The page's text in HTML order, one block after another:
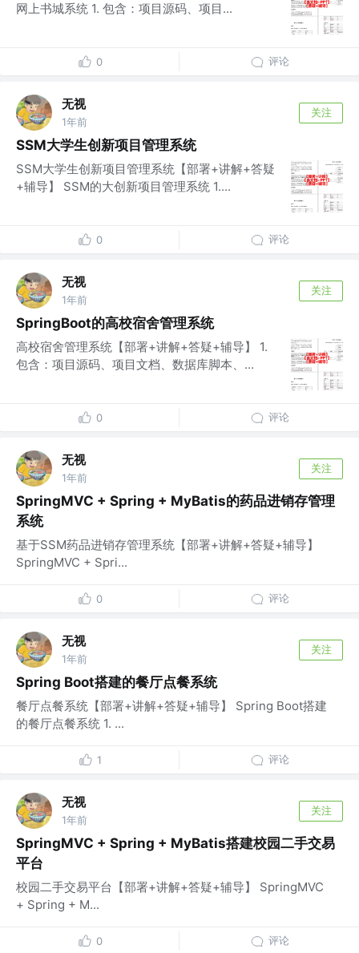
网上书城系统 1. 包含：项目源码、项目...
0 评论
无视
1年前
关注
SSM大学生创新项目管理系统
SSM大学生创新项目管理系统【部署+讲解+答疑
+辅导】 SSM的大创新项目管理系统 1....
0 评论
无视
1年前
关注
SpringBoot的高校宿舍管理系统
高校宿舍管理系统【部署+讲解+答疑+辅导】 1.
包含：项目源码、项目文档、数据库脚本、...
0 评论
无视
1年前
关注
SpringMVC + Spring + MyBatis的药品进销存管理
系统
基于SSM药品进销存管理系统【部署+讲解+答疑+辅导】
SpringMVC + Spri...
0 评论
无视
1年前
关注
Spring Boot搭建的餐厅点餐系统
餐厅点餐系统【部署+讲解+答疑+辅导】 Spring Boot搭建
的餐厅点餐系统 1. ...
1 评论
无视
1年前
关注
SpringMVC + Spring + MyBatis搭建校园二手交易
平台
校园二手交易平台【部署+讲解+答疑+辅导】 SpringMVC
+ Spring + M...
0 评论